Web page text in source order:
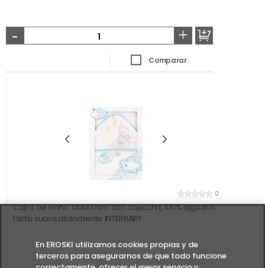
- +
Comparar
0
Capa de baño 100x100cm con capucha, 100% algodón
tacto suave,absorbente INTERBABY
En EROSKI utilizamos cookies propias y de
terceros para asegurarnos de que todo funcione